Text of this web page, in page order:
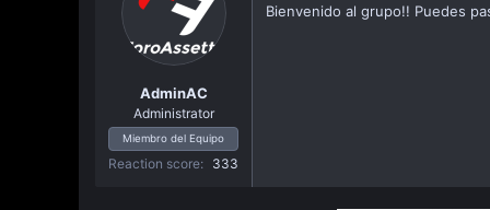
AdminAC
Administrator
Miembro del Equipo
Reaction score 333
Bienvenido al grupo!! Puedes